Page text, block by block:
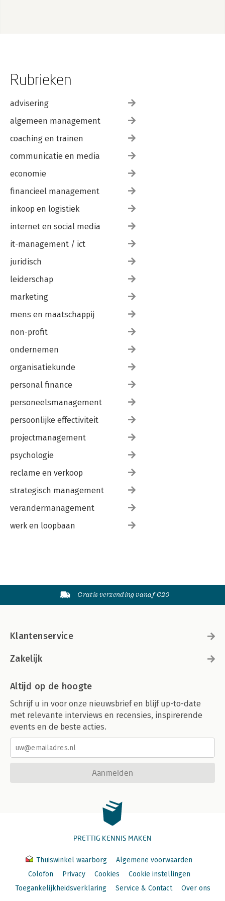
Rubrieken
advisering
algemeen management
coaching en trainen
communicatie en media
economie
financieel management
inkoop en logistiek
internet en social media
it-management / ict
juridisch
leiderschap
marketing
mens en maatschappij
non-profit
ondernemen
organisatiekunde
personal finance
personeelsmanagement
persoonlijke effectiviteit
projectmanagement
psychologie
reclame en verkoop
strategisch management
verandermanagement
werk en loopbaan
Gratis verzending vanaf €20
Klantenservice
Zakelijk
Altijd op de hoogte
Schrijf u in voor onze nieuwsbrief en blijf up-to-date
met relevante interviews en recensies, inspirerende
events en de beste acties.
Aanmelden
PRETTIG KENNIS MAKEN
Thuiswinkel waarborg
Algemene voorwaarden
Colofon
Privacy Cookies
Cookie instellingen
Toegankelijkheidsverklaring
Service & Contact Over ons